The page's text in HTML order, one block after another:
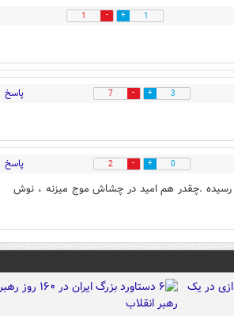
1
1
3
7 پاسخ
0
2 پاسخ
.چقدر هم امید در چشاش موج میزنه ، نوش